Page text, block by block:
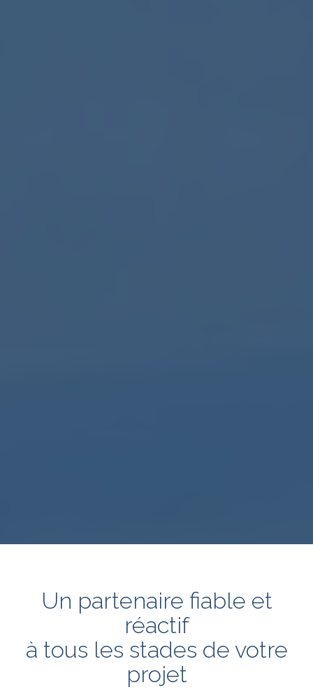
Un partenaire fiable et
réactif
à tous les stades de votre
projet